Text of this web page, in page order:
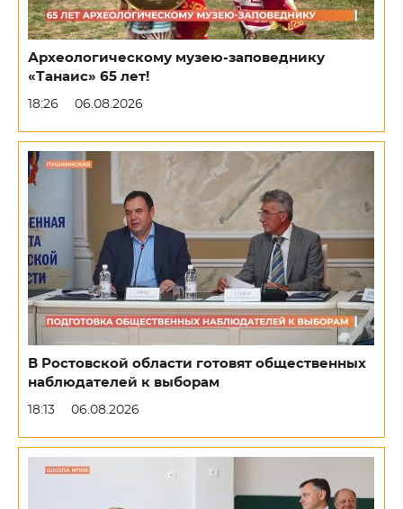
Археологическому музею-заповеднику
«Танаис» 65 лет!
18:26 06.08.2026
В Ростовской области готовят общественных
наблюдателей к выборам
18:13 06.08.2026